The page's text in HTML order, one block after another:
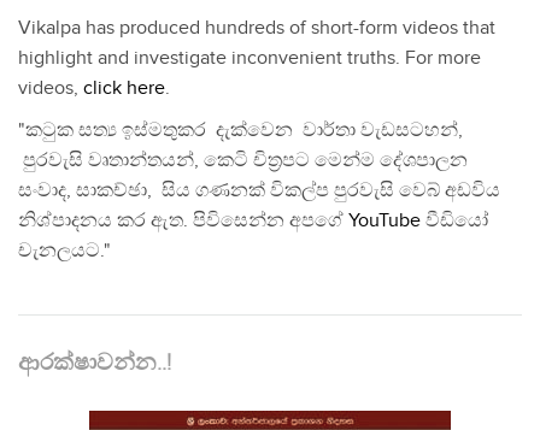
Vikalpa has produced hundreds of short-form videos that
highlight and investigate inconvenient truths. For more
videos, click here.
"කටුක සත්‍ය ඉස්මතුකර දැක්වෙන වාර්තා වැඩසටහන්,
පුරවැසි වෘතාන්තයන්, කෙටි චිත්‍රපට මෙන්ම දේශපාලන
සංවාද, සාකච්ඡා, සිය ගණනක් විකල්ප පුරවැසි වෙබ් අඩවිය
නිශ්පාදනය කර ඇත. පිවිසෙන්න අපගේ YouTube වීඩියෝ
චැනලයට."
ආරක්ෂාවන්න..!